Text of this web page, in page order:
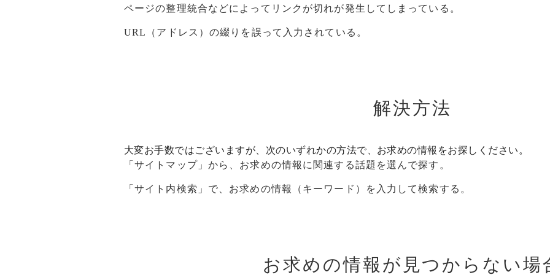
ページの整理統合などによってリンクが切れが発生してしまっている。
URL（アドレス）の綴りを誤って入力されている。
解決方法
大変お手数ではございますが、次のいずれかの方法で、お求めの情報をお探しください。
「サイトマップ」から、お求めの情報に関連する話題を選んで探す。
「サイト内検索」で、お求めの情報（キーワード）を入力して検索する。
お求めの情報が見つからない場